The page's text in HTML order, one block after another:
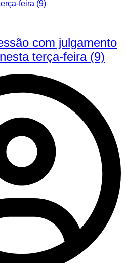
com julgamento
terça-feira (9)